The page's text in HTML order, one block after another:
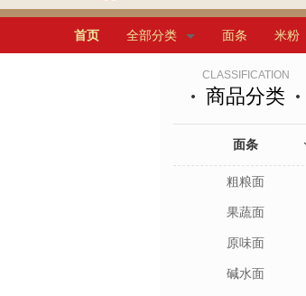
首页 全部分类 面条 米粉
CLASSIFICATION
商品分类
面条
粗粮面
果蔬面
原味面
碱水面